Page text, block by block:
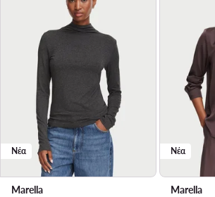
Νέα
Marella
Νέα
Marella